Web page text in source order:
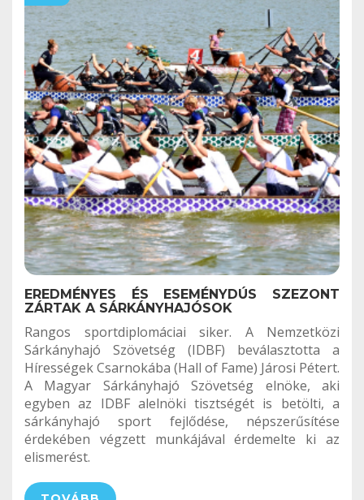
EREDMÉNYES ÉS ESEMÉNYDÚS SZEZONT
ZÁRTAK A SÁRKÁNYHAJÓSOK
Rangos sportdiplomáciai siker. A Nemzetközi
Sárkányhajó Szövetség (IDBF) beválasztotta a
Hírességek Csarnokába (Hall of Fame) Járosi Pétert.
A Magyar Sárkányhajó Szövetség elnöke, aki
egyben az IDBF alelnöki tisztségét is betölti, a
sárkányhajó sport fejlődése, népszerűsítése
érdekében végzett munkájával érdemelte ki az
elismerést.